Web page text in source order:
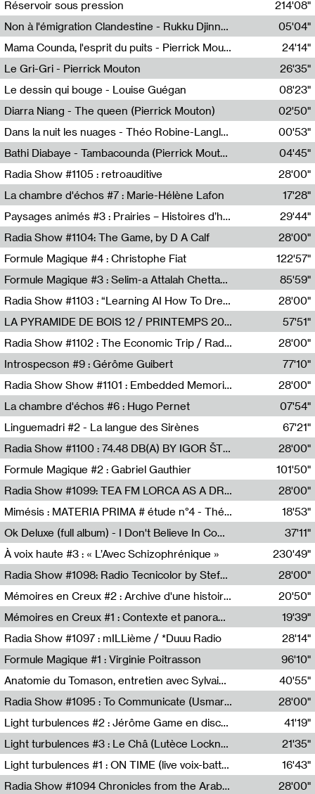
Réservoir sous pression
214'08"
Non à l'émigration Clandestine - Rukku Djinne Squad (Eden Tinto Collins)
Eden Tinto Collins,Rukku Djinne
05'04"
Mama Counda, l'esprit du puits - Pierrick Mouton
Pierrick Mouton
24'14"
Le Gri-Gri - Pierrick Mouton
Pierrick Mouton
26'35"
Le dessin qui bouge - Louise Guégan
Louise Guégan
08'23"
Diarra Niang - The queen (Pierrick Mouton)
Pierrick Mouton,Diarra Niang
02'50"
Dans la nuit les nuages - Théo Robine-Langlois
Théo Robine-Langlois,LD Beat
00'53"
Bathi Diabaye - Tambacounda (Pierrick Mouton)
Pierrick Mouton,Bathi Diabaye
04'45"
Radia Show #1105 : retroauditive
Soundart Radio
28'00"
La chambre d'échos #7 : Marie-Hélène Lafon
Revue Les Chambres,Marie-Hélène Lafon
17'28"
Paysages animés #3 : Prairies – Histoires d’herbes et d’humains
Anne Simon
29'44"
Radia Show #1104: The Game, by D A Calf
Radio One NZ
28'00"
Formule Magique #4 : Christophe Fiat
Nathalie Lacroix
122'57"
Formule Magique #3 : Selim-a Attalah Chettaoui
Nathalie Lacroix,Selim-a Attalah Chettaoui
85'59"
Radia Show #1103 : “Learning AI How To Dream” by Sebastian Dingens (Radio Campus Bruxelles)
Radio Campus Bruxelles
28'00"
LA PYRAMIDE DE BOIS 12 / PRINTEMPS 2026
Sammy Stein
57'51"
Radia Show #1102 : The Economic Trip / Radio Grenouille
Radio Grenouille
28'00"
Introspecson #9 : Gérôme Guibert
Pierre Henry,Gérôme Guibert
77'10"
Radia Show Show #1101 : Embedded Memories by Jimmy Peggie / radioart106
Jimmy Peggie,radioart106
28'00"
La chambre d'échos #6 : Hugo Pernet
Revue Les Chambres,Hugo Pernet
07'54"
Linguemadri #2 - La langue des Sirènes
Meris Angioletti
67'21"
Radia Show #1100 : 74.48 DB(A) BY IGOR ŠTROMAJER FOR RADIO X
radio x
28'00"
Formule Magique #2 : Gabriel Gauthier
Nathalie Lacroix,Gabriel Gauthier
101'50"
Radia Show #1099: TEA FM LORCA AS A DREAM
TEAFM
28'00"
Mimésis : MATERIA PRIMA # étude n°4 - Théâtre de l’Aquarium
Francesco Russo,Scuola della Crisi
18'53"
Ok Deluxe (full album) - I Don't Believe In Computing
37'11"
À voix haute #3 : « L’Avec Schizophrénique »
230'49"
Radia Show #1098: Radio Tecnicolor by Stefan Nussbaumer & Georg Zichy (Radio Orange 94.0)
Radio Orange 94.0
28'00"
Mémoires en Creux #2 : Archive d'une histoire artistique
Sophie Auger-Grappin
20'50"
Mémoires en Creux #1 : Contexte et panorama
Sophie Auger-Grappin
19'39"
Radia Show #1097 : mILLième / *Duuu Radio
28'14"
Formule Magique #1 : Virginie Poitrasson
Nathalie Lacroix,Virginie Poitrasson
96'10"
Anatomie du Tomason, entretien avec Sylvain Cardonnel
Loraine Baud,Sylvain Cardonnel
40'55"
Radia Show #1095 : To Communicate (Usmaradio)
Usmaradio
28'00"
Light turbulences #2 : Jérôme Game en discussion avec Thomas Corlin
41'19"
Light turbulences #3 : Le Châ (Lutèce Lockness)
Lutèce Lockness
21'35"
Light turbulences #1 : ON TIME (live voix-batterie) avec Jérôme Game & Jean-Michel Espitallier
Jérôme Game,Jean-Michel Espitallier
16'43"
Radia Show #1094 Chronicles from the Arab Cold War by Ghazi Barakat
28'00"